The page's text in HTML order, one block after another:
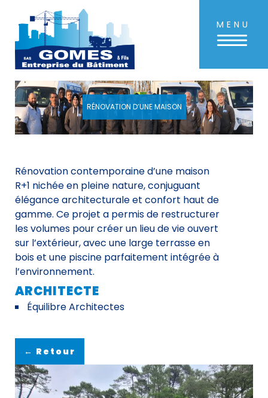
Aller
principal
MENU
RÉNOVATION D’UNE MAISON
Rénovation contemporaine d’une maison
R+1 nichée en pleine nature, conjuguant
élégance architecturale et confort haut de
gamme. Ce projet a permis de restructurer
les volumes pour créer un lieu de vie ouvert
sur l’extérieur, avec une large terrasse en
bois et une piscine parfaitement intégrée à
l’environnement.
ARCHITECTE
Équilibre Architectes
← Retour